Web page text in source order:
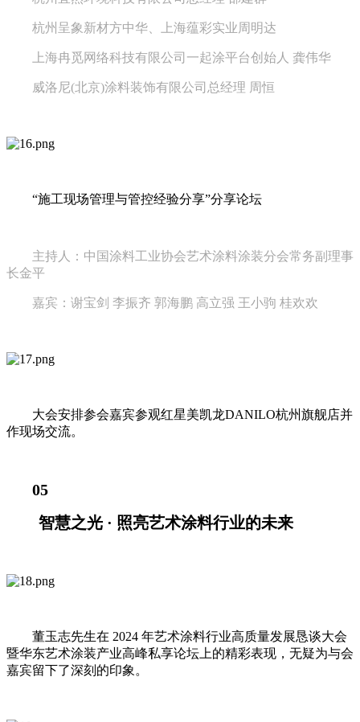
杭州呈象新材方中华、上海蕴彩实业周明达
上海冉觅网络科技有限公司一起涂平台创始人 龚伟华
威洛尼(北京)涂料装饰有限公司总经理 周恒
“施工现场管理与管控经验分享”分享论坛
主持人：中国涂料工业协会艺术涂料涂装分会常务副理事
长金平
嘉宾：谢宝剑 李振齐 郭海鹏 高立强 王小驹 桂欢欢
大会安排参会嘉宾参观红星美凯龙DANILO杭州旗舰店并
作现场交流。
05
智慧之光 · 照亮艺术涂料行业的未来
董玉志先生在 2024 年艺术涂料行业高质量发展恳谈大会
暨华东艺术涂装产业高峰私享论坛上的精彩表现，无疑为与会
嘉宾留下了深刻的印象。